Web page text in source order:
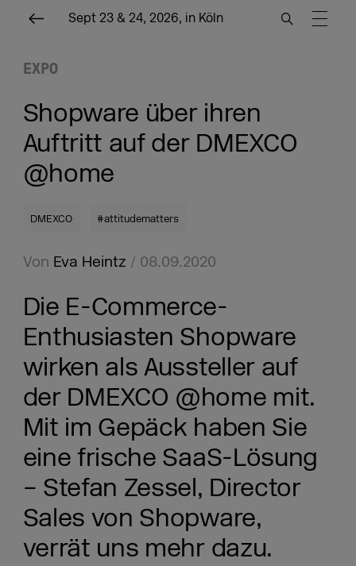
Sept 23 & 24, 2026, in Köln
EXPO
Shopware über ihren
Auftritt auf der DMEXCO
@home
DMEXCO #attitudematters
Von Eva Heintz / 08.09.2020
Die E-Commerce-
Enthusiasten Shopware
wirken als Aussteller auf
der DMEXCO @home mit.
Mit im Gepäck haben Sie
eine frische SaaS-Lösung
– Stefan Zessel, Director
Sales von Shopware,
verrät uns mehr dazu.